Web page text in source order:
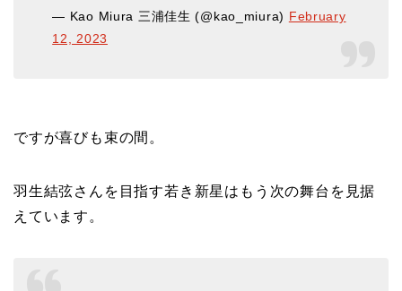
— Kao Miura 三浦佳生 (@kao_miura) February
12, 2023
ですが喜びも束の間。
羽生結弦さんを目指す若き新星はもう次の舞台を見据
えています。